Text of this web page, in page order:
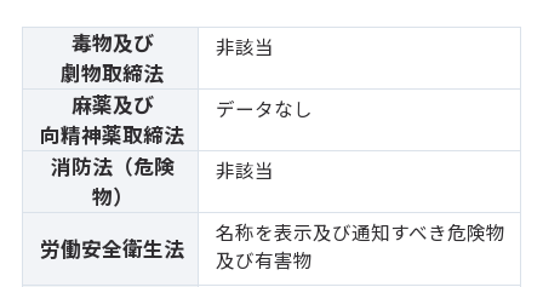
毒物及び
劇物取締法
非該当
麻薬及び
向精神薬取締法
データなし
消防法（危険
物）
非該当
労働安全衛生法
名称を表示及び通知すべき危険物
及び有害物